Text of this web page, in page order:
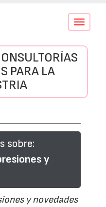
Conmutar
PARA LA
sobre:
y
y novedades